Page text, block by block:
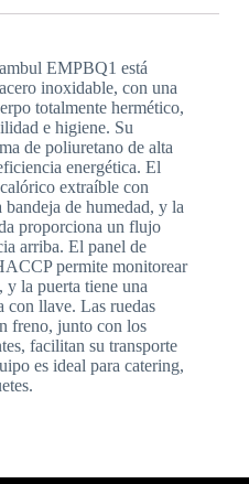
EMPBQ1 está
inoxidable, con una
totalmente hermético,
e higiene. Su
de poliuretano de alta
energética. El
extraíble con
de humedad, y la
proporciona un flujo
arriba. El panel de
permite monitorear
y la puerta tiene una
con llave. Las ruedas
freno, junto con los
facilitan su transporte
es ideal para catering,